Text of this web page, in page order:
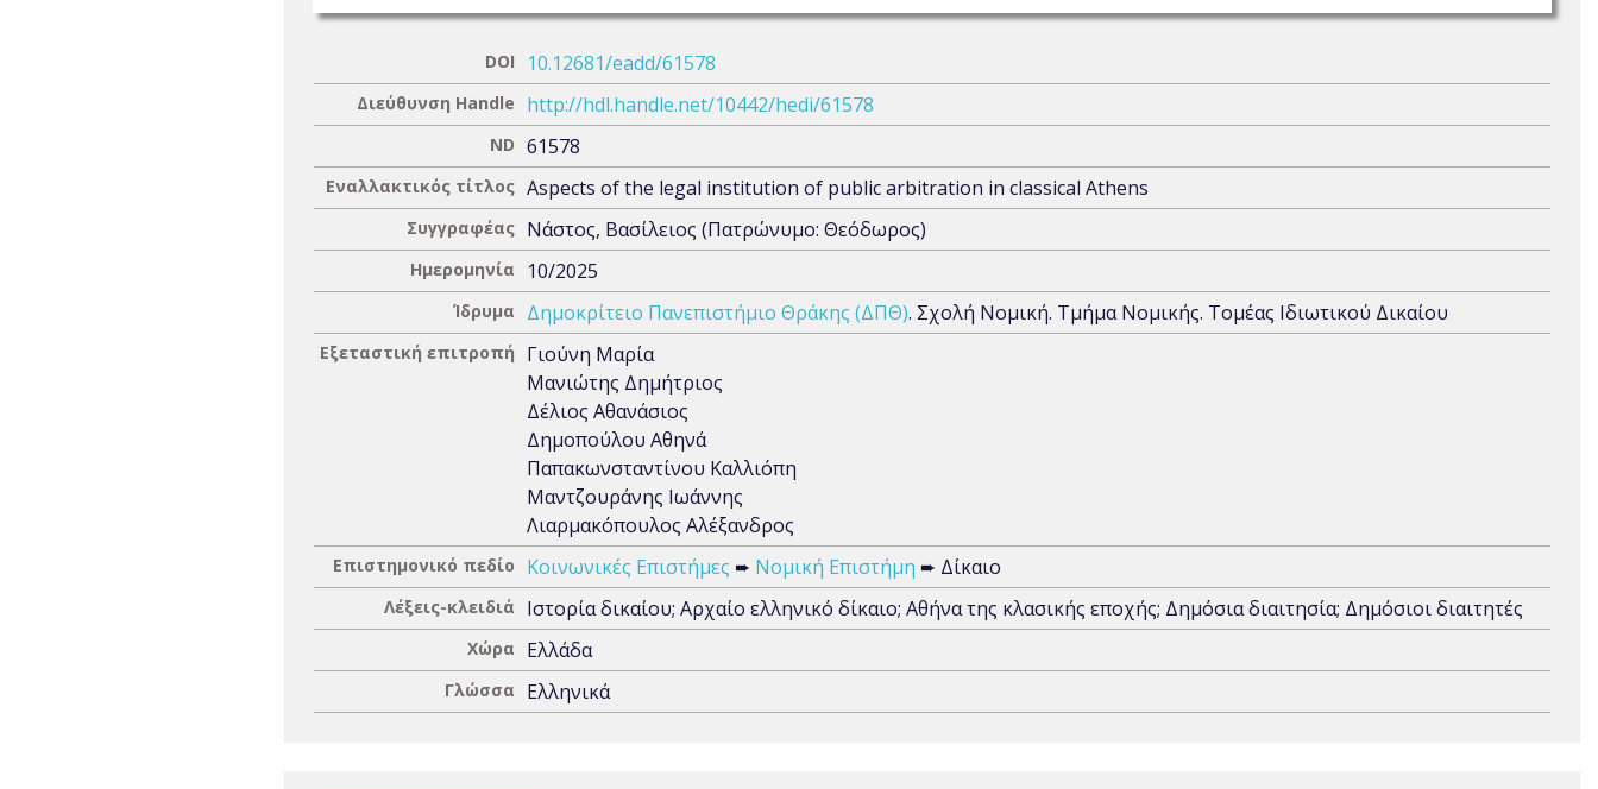
DOI 10.12681/eadd/61578
Διεύθυνση Handle http://hdl.handle.net/10442/hedi/61578
ND 61578
Εναλλακτικός τίτλος Aspects of the legal institution of public arbitration in classical Athens
Συγγραφέας Νάστος, Βασίλειος (Πατρώνυμο: Θεόδωρος)
Ημερομηνία 10/2025
Ίδρυμα Δημοκρίτειο Πανεπιστήμιο Θράκης (ΔΠΘ). Σχολή Νομική. Τμήμα Νομικής. Τομέας Ιδιωτικού Δικαίου
Εξεταστική επιτροπή
Γιούνη Μαρία
Μανιώτης Δημήτριος
Δέλιος Αθανάσιος
Δημοπούλου Αθηνά
Παπακωνσταντίνου Καλλιόπη
Μαντζουράνης Ιωάννης
Λιαρμακόπουλος Αλέξανδρος
Επιστημονικό πεδίο Κοινωνικές Επιστήμες ➨ Νομική Επιστήμη ➨ Δίκαιο
Λέξεις-κλειδιά Ιστορία δικαίου; Αρχαίο ελληνικό δίκαιο; Αθήνα της κλασικής εποχής; Δημόσια διαιτησία; Δημόσιοι διαιτητές
Χώρα Ελλάδα
Γλώσσα Ελληνικά